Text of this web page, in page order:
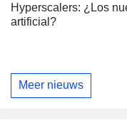
Hyperscalers: ¿Los
artificial?
Meer nieuws